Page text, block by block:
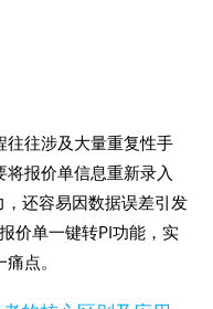
往往涉及大量重复性手
报价单信息重新录入
还容易因数据误差引发
价单一键转PI功能，实
点。